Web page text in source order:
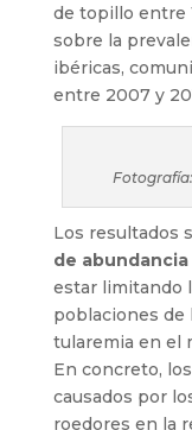
de topillo entre
sobre la
ibéricas,
entre 2007 y
Los resultados
de
estar limitando
poblaciones de
tularemia en el
En concreto,
causados por
roedores en la